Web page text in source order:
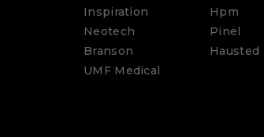
Inspiration
Hpm
Neotech
Pinel
Branson
Hausted
UMF Medical